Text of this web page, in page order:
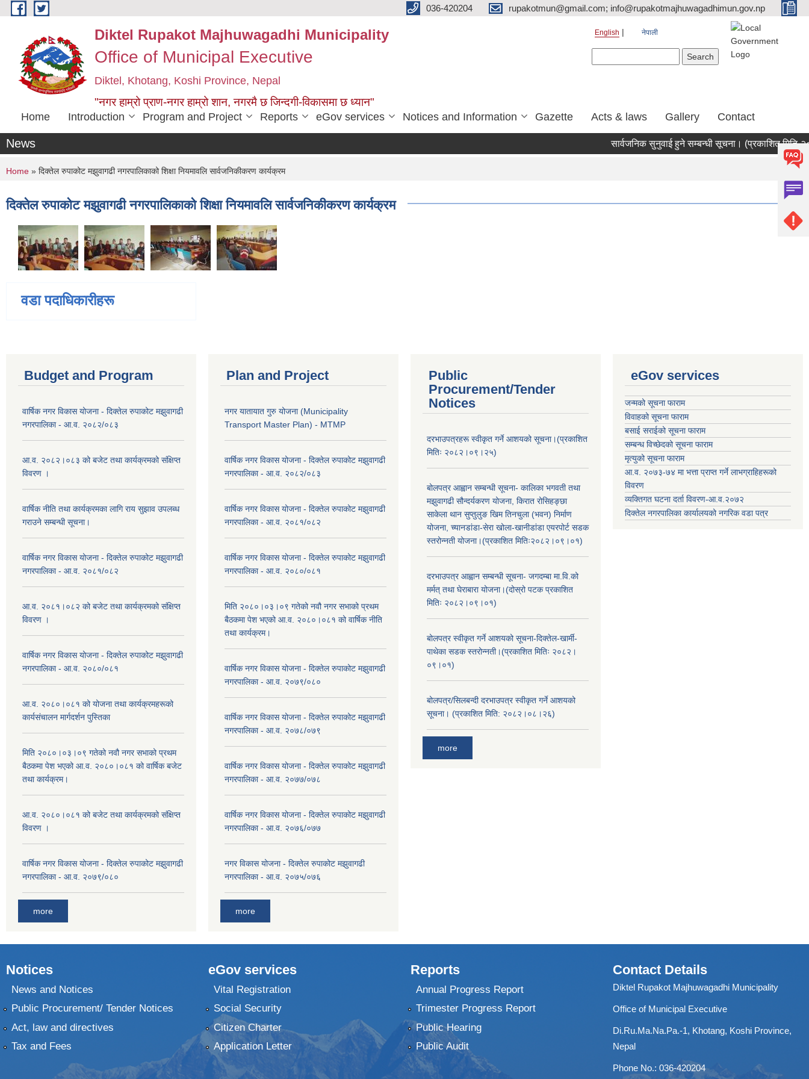
Skip to main content 036-420204 rupakotmun@gmail.com; info@rupakotmajhuwagadhimun.gov.np
Diktel Rupakot Majhuwagadhi Municipality
Office of Municipal Executive
Diktel, Khotang, Koshi Province, Nepal
"नगर हाम्रो प्राण-नगर हाम्रो शान, नगरमै छ जिन्दगी-विकासमा छ ध्यान"
English नेपाली
Home Introduction Program and Project Reports eGov services Notices and Information Gazette Acts & laws Gallery Contact
News सार्वजनिक सुनुवाई हुने सम्बन्धी सूचना। (प्रकाशित मिति-
You are here
Home » दिक्तेल रुपाकोट मझुवागढी नगरपालिकाको शिक्षा नियमावलि सार्वजनिकीकरण कार्यक्रम
दिक्तेल रुपाकोट मझुवागढी नगरपालिकाको शिक्षा नियमावलि सार्वजनिकीकरण कार्यक्रम
वडा पदाधिकारीहरू
Budget and Program
वार्षिक नगर विकास योजना - दिक्तेल रुपाकोट मझुवागढी
नगरपालिका - आ.व. २०८२/०८३
आ.व. २०८२।०८३ को बजेट तथा कार्यक्रमको संक्षिप्त
विवरण ।
वार्षिक नीति तथा कार्यक्रमका लागि राय सुझाव उपलब्ध
गराउने सम्बन्धी सूचना।
वार्षिक नगर विकास योजना - दिक्तेल रुपाकोट मझुवागढी
नगरपालिका - आ.व. २०८१/०८२
आ.व. २०८१।०८२ को बजेट तथा कार्यक्रमको संक्षिप्त
विवरण ।
वार्षिक नगर विकास योजना - दिक्तेल रुपाकोट मझुवागढी
नगरपालिका - आ.व. २०८०/०८१
आ.व. २०८०।०८१ को योजना तथा कार्यक्रमहरूको
कार्यसंचालन मार्गदर्शन पुस्तिका
मिति २०८०।०३।०९ गतेको नवौ नगर सभाको प्रथम
बैठकमा पेश भएको आ.व. २०८०।०८१ को वार्षिक बजेट
तथा कार्यक्रम।
आ.व. २०८०।०८१ को बजेट तथा कार्यक्रमको संक्षिप्त
विवरण ।
वार्षिक नगर विकास योजना - दिक्तेल रुपाकोट मझुवागढी
नगरपालिका - आ.व. २०७९/०८०
more
Plan and Project
नगर यातायात गुरु योजना (Municipality
Transport Master Plan) - MTMP
वार्षिक नगर विकास योजना - दिक्तेल रुपाकोट मझुवागढी
नगरपालिका - आ.व. २०८२/०८३
वार्षिक नगर विकास योजना - दिक्तेल रुपाकोट मझुवागढी
नगरपालिका - आ.व. २०८१/०८२
वार्षिक नगर विकास योजना - दिक्तेल रुपाकोट मझुवागढी
नगरपालिका - आ.व. २०८०/०८१
मिति २०८०।०३।०९ गतेको नवौ नगर सभाको प्रथम
बैठकमा पेश भएको आ.व. २०८०।०८१ को वार्षिक नीति
तथा कार्यक्रम।
वार्षिक नगर विकास योजना - दिक्तेल रुपाकोट मझुवागढी
नगरपालिका - आ.व. २०७९/०८०
वार्षिक नगर विकास योजना - दिक्तेल रुपाकोट मझुवागढी
नगरपालिका - आ.व. २०७८/०७९
वार्षिक नगर विकास योजना - दिक्तेल रुपाकोट मझुवागढी
नगरपालिका - आ.व. २०७७/०७८
वार्षिक नगर विकास योजना - दिक्तेल रुपाकोट मझुवागढी
नगरपालिका - आ.व. २०७६/०७७
नगर विकास योजना - दिक्तेल रुपाकोट मझुवागढी
नगरपालिका - आ.व. २०७५/०७६
more
Public
Procurement/Tender
Notices
दरभाउपत्रहरू स्वीकृत गर्ने आशयको सूचना।(प्रकाशित
मितिः २०८२।०९।२५)
बोलपत्र आह्वान सम्बन्धी सूचना- कालिका भगवती तथा
मझुवागढी सौन्दर्यकरण योजना, किरात रोसिहङ्छा
साकेला थान सुप्तुलुङ खिम तिनचुला (भवन) निर्माण
योजना, च्यानडांडा-सेरा खोला-खानीडांडा एयरपोर्ट सडक
स्तरोन्नती योजना।(प्रकाशित मितिः२०८२।०९।०१)
दरभाउपत्र आह्वान सम्बन्धी सूचना- जगदम्बा मा.वि.को
मर्मत् तथा घेराबारा योजना।(दोस्रो पटक प्रकाशित
मितिः २०८२।०९।०१)
बोलपत्र स्वीकृत गर्ने आशयको सूचना-दिक्तेल-खार्मी-
पाथेका सडक स्तरोन्नती।(प्रकाशित मितिः २०८२।
०९।०१)
बोलपत्र/सिलबन्दी दरभाउपत्र स्वीकृत गर्ने आशयको
सूचना। (प्रकाशित मिति: २०८२।०८।२६)
more
eGov services
जन्मको सूचना फाराम
विवाहको सूचना फाराम
बसाई सराईको सूचना फाराम
सम्बन्ध विच्छेदको सूचना फाराम
मृत्युको सूचना फाराम
आ.व. २०७३-७४ मा भत्ता प्राप्त गर्ने लाभग्राहिहरूको
विवरण
व्यक्तिगत घटना दर्ता विवरण-आ.व.२०७२
दिक्तेल नगरपालिका कार्यालयको नगरिक वडा पत्र
Notices
News and Notices
Public Procurement/ Tender Notices
Act, law and directives
Tax and Fees
eGov services
Vital Registration
Social Security
Citizen Charter
Application Letter
Reports
Annual Progress Report
Trimester Progress Report
Public Hearing
Public Audit
Contact Details
Diktel Rupakot Majhuwagadhi Municipality
Office of Municipal Executive
Di.Ru.Ma.Na.Pa.-1, Khotang, Koshi Province,
Nepal
Phone No.: 036-420204